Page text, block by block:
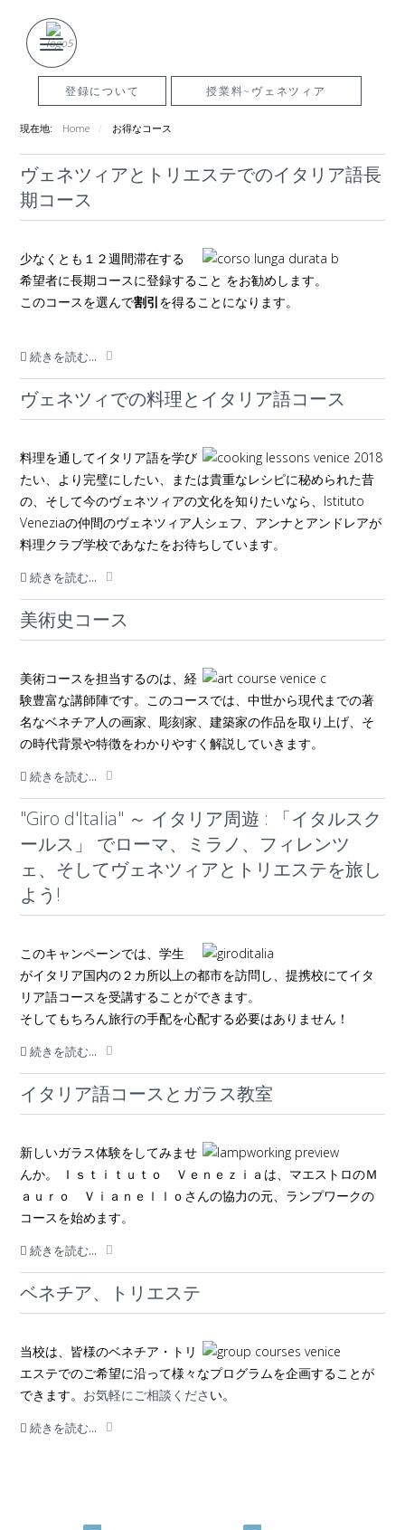
登録について 授業料~ヴェネツィア
現在地: Home お得なコース
ヴェネツィアとトリエステでのイタリア語長
期コース
少なくとも１２週間滞在する
希望者に長期コースに登録すること をお勧めします。
このコースを選んで割引を得ることになります。
続きを読む...
ヴェネツィでの料理とイタリア語コース
料理を通してイタリア語を学び
たい、より完璧にしたい、または貴重なレシピに秘められた昔
の、そして今のヴェネツィアの文化を知りたいなら、Istituto
Veneziaの仲間のヴェネツィア人シェフ、アンナとアンドレアが
料理クラブ学校であなたをお待ちしています。
続きを読む...
美術史コース
美術コースを担当するのは、経
験豊富な講師陣です。このコースでは、中世から現代までの著
名なベネチア人の画家、彫刻家、建築家の作品を取り上げ、そ
の時代背景や特徴をわかりやすく解説していきます。
続きを読む...
"Giro d'Italia" ～ イタリア周遊 : 「イタルスク
ールス」 でローマ、ミラノ、フィレンツ
ェ、そしてヴェネツィアとトリエステを旅し
よう!
このキャンペーンでは、学生
がイタリア国内の２カ所以上の都市を訪問し、提携校にてイタ
リア語コースを受講することができます。
そしてもちろん旅行の手配を心配する必要はありません！
続きを読む...
イタリア語コースとガラス教室
新しいガラス体験をしてみませ
んか。 Ｉｓｔｉｔｕｔｏ Ｖｅｎｅｚｉａは、マエストロのＭ
ａｕｒｏ Ｖｉａｎｅｌｌｏさんの協力の元、ランプワークの
コースを始めます。
続きを読む...
ベネチア、トリエステ
当校は、皆様のベネチア・トリ
エステでのご希望に沿って様々なプログラムを企画することが
できます。 お気軽にご相談くださ い。
続きを読む...